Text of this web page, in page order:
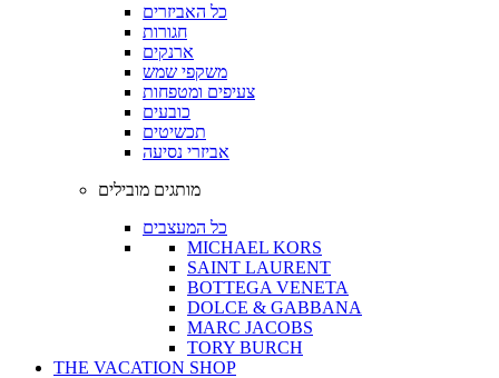
כל האביזרים
חגורות
ארנקים
משקפי שמש
צעיפים ומטפחות
כובעים
תכשיטים
אביזרי נסיעה
מותגים מובילים
כל המעצבים
MICHAEL KORS
SAINT LAURENT
BOTTEGA VENETA
DOLCE & GABBANA
MARC JACOBS
TORY BURCH
THE VACATION SHOP